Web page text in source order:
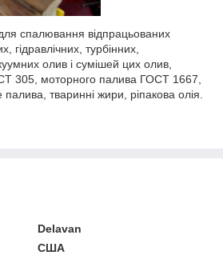
спалювання відпрацьованих
гідравлічних, турбінних,
олив і сумішей цих олив,
305, моторного палива ГОСТ 1667,
тваринні жири, ріпакова олія.
Delavan
США